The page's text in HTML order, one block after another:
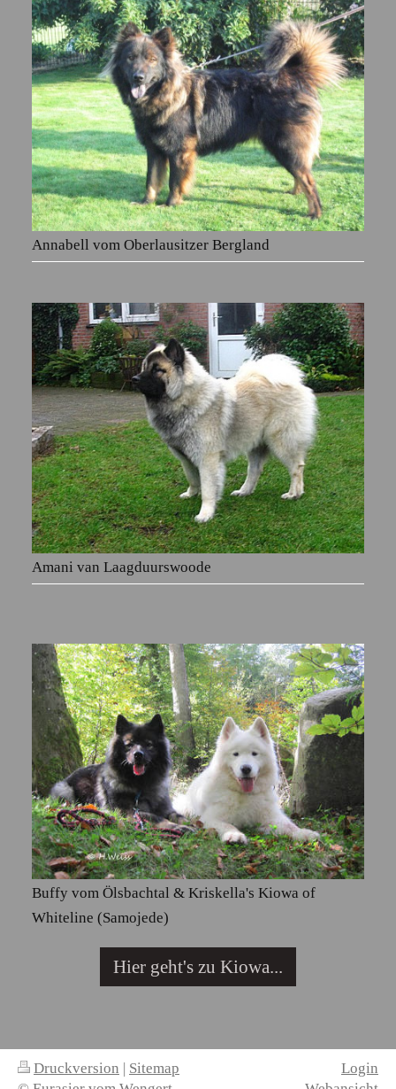
Annabell vom Oberlausitzer Bergland
Amani van Laagduurswoode
Buffy vom Ölsbachtal & Kriskella's Kiowa of
Whiteline (Samojede)
Hier geht's zu Kiowa...
Druckversion | Sitemap
Login